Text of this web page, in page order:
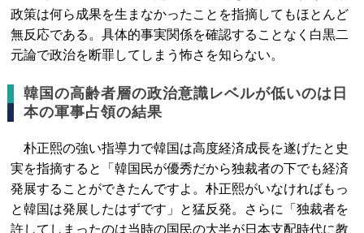
政策は何ら成果を生まなかったことを指摘してもほとんど
無反応である。具体的事実関係を確認することなく白黒二
元論で政治を断罪してしまう怖さを知らない。
韓国の高齢者層の政治意識レベルが低いのは日
本の軍事占領の結果
朴正熙の強い指導力で韓国は高度経済成長を遂げたと史
実を指摘すると「韓国民が優秀だから独裁者の下でも経済
発展することができたんですよ。朴正熙がいなければもっ
と韓国は発展したはずです」と猛反発。さらに「独裁者を
許してしまったのは当時の国民の大半が日本支配時代に教